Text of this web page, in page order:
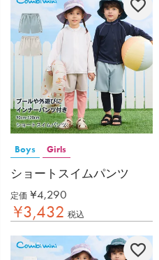
Boys Girls
ショートスイムパンツ
定価 ¥4,290
¥3,432 税込